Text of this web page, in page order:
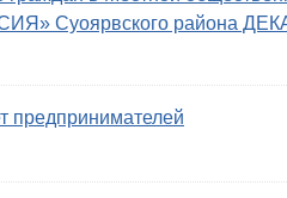
Суоярвского района
предпринимателей